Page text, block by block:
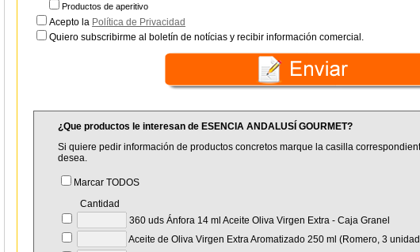
Productos de aperitivo
Acepto la Política de Privacidad
Quiero subscribirme al boletín de notícias y recibir información comercial.
¿Que productos le interesan de ESENCIA ANDALUSÍ GOURMET?
Si quiere pedir información de productos concretos marque la casilla
desea.
Marcar TODOS
Cantidad
360 uds Ánfora 14 ml Aceite Oliva Virgen Extra - Caja Granel
Aceite de Oliva Virgen Extra Aromatizado 250 ml (Romero, 3